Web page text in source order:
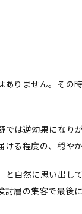
りません。その
は逆効果になり
る程度の、穏や
自然に思い出し
層の集客で最後に